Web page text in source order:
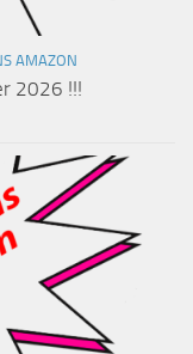
AMAZON
2026 !!!